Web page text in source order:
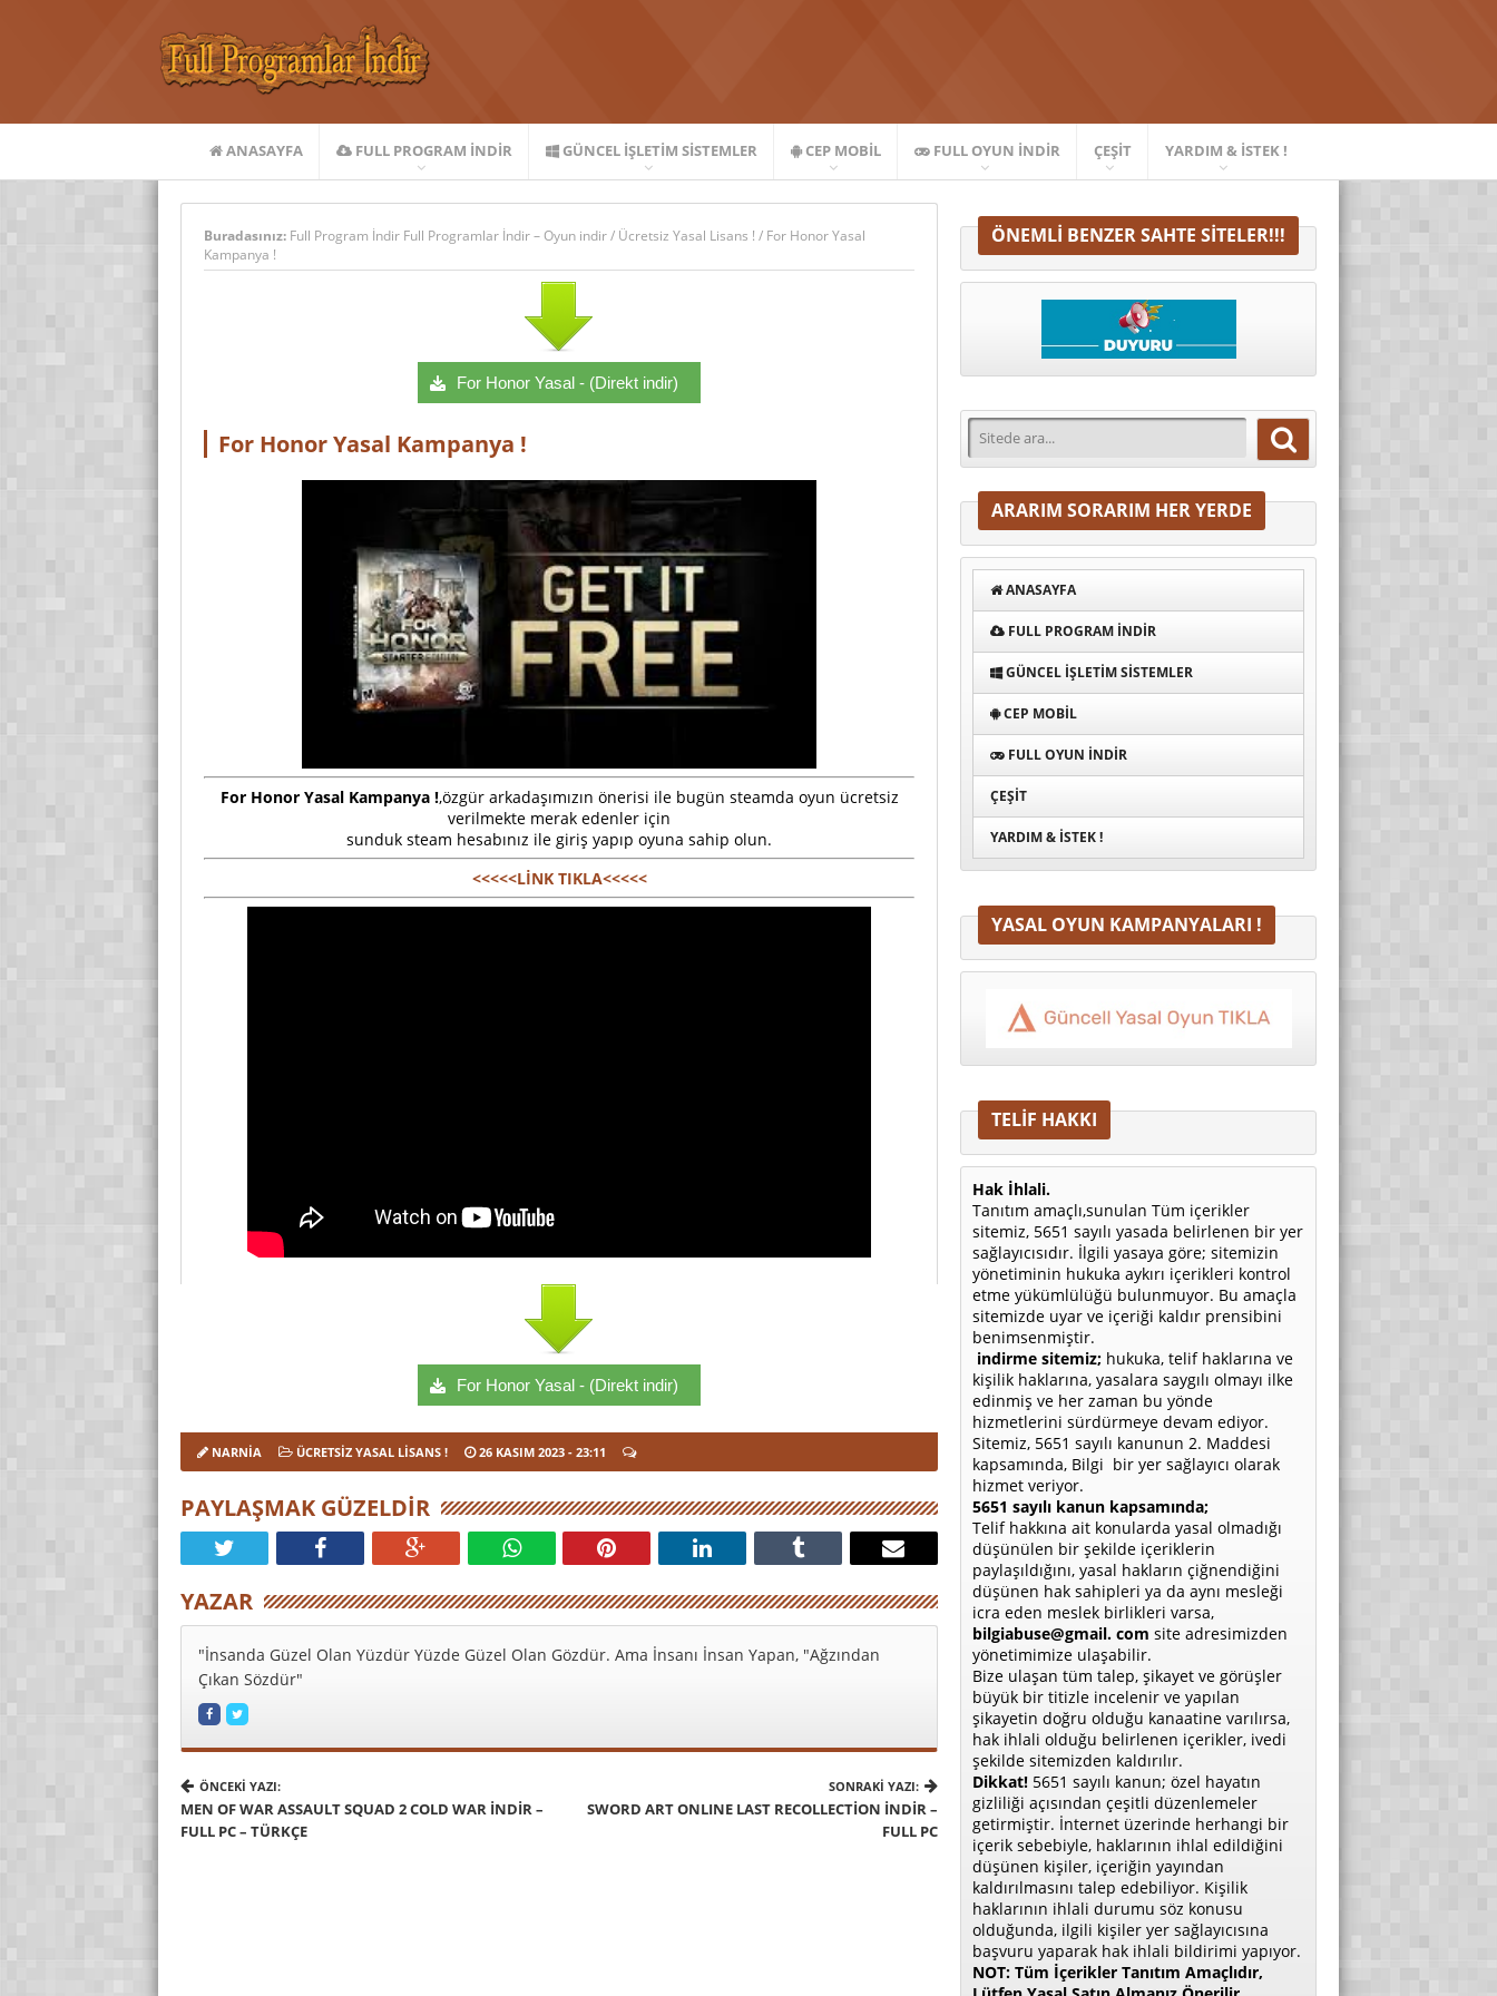
ANASAYFA FULL PROGRAM INDIR GÜNCEL İŞLETIM SISTEMLER CEP MOBIL FULL OYUN İNDIR ÇEŞIT YARDIM & İSTEK !
Buradasınız: Full Program İndir Full Programlar İndir – Oyun indir/ Ücretsiz Yasal Lisans ! / For Honor Yasal
Kampanya !
For Honor Yasal - (Direkt indir)
For Honor Yasal Kampanya !
For Honor Yasal Kampanya !,özgür arkadaşımızın önerisi ile bugün steamda oyun ücretsiz
verilmekte merak edenler için
sunduk steam hesabınız ile giriş yapıp oyuna sahip olun.
<<<<<LİNK TIKLA<<<<<
For Honor Yasal - (Direkt indir)
NARNIA ÜCRETSIZ YASAL LISANS ! 26 KASIM 2023 - 23:11
PAYLAŞMAK GÜZELDIR
YAZAR
"İnsanda Güzel Olan Yüzdür Yüzde Güzel Olan Gözdür. Ama İnsanı İnsan Yapan, "Ağzından
Çıkan Sözdür"
ÖNCEKI YAZI:
MEN OF WAR ASSAULT SQUAD 2 COLD WAR İNDIR –
FULL PC – TÜRKÇE
SONRAKI YAZI:
SWORD ART ONLINE LAST RECOLLECTION İNDIR –
FULL PC
ÖNEMLI BENZER SAHTE SITELER!!!
ARARIM SORARIM HER YERDE
ANASAYFA
FULL PROGRAM INDIR
GÜNCEL İŞLETIM SISTEMLER
CEP MOBIL
FULL OYUN İNDIR
ÇEŞIT
YARDIM & İSTEK !
YASAL OYUN KAMPANYALARI !
TELİF HAKKI
Hak İhlali.
Tanıtım amaçlı,sunulan Tüm içerikler
sitemiz, 5651 sayılı yasada belirlenen bir yer
sağlayıcısıdır. İlgili yasaya göre; sitemizin
yönetiminin hukuka aykırı içerikleri kontrol
etme yükümlülüğü bulunmuyor. Bu amaçla
sitemizde uyar ve içeriği kaldır prensibini
benimsenmiştir.
indirme sitemiz; hukuka, telif haklarına ve
kişilik haklarına, yasalara saygılı olmayı ilke
edinmiş ve her zaman bu yönde
hizmetlerini sürdürmeye devam ediyor.
Sitemiz, 5651 sayılı kanunun 2. Maddesi
kapsamında, Bilgi bir yer sağlayıcı olarak
hizmet veriyor.
5651 sayılı kanun kapsamında;
Telif hakkına ait konularda yasal olmadığı
düşünülen bir şekilde içeriklerin
paylaşıldığını, yasal hakların çiğnendiğini
düşünen hak sahipleri ya da aynı mesleği
icra eden meslek birlikleri varsa,
bilgiabuse@gmail. com site adresimizden
yönetimimize ulaşabilir.
Bize ulaşan tüm talep, şikayet ve görüşler
büyük bir titizle incelenir ve yapılan
şikayetin doğru olduğu kanaatine varılırsa,
hak ihlali olduğu belirlenen içerikler, ivedi
şekilde sitemizden kaldırılır.
Dikkat! 5651 sayılı kanun; özel hayatın
gizliliği açısından çeşitli düzenlemeler
getirmiştir. İnternet üzerinde herhangi bir
içerik sebebiyle, haklarının ihlal edildiğini
düşünen kişiler, içeriğin yayından
kaldırılmasını talep edebiliyor. Kişilik
haklarının ihlali durumu söz konusu
olduğunda, ilgili kişiler yer sağlayıcısına
başvuru yaparak hak ihlali bildirimi yapıyor.
NOT: Tüm İçerikler Tanıtım Amaçlıdır,